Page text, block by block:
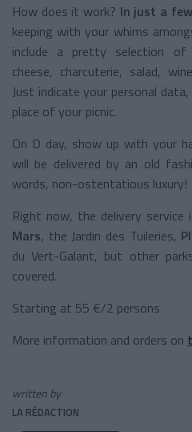
How does it work? In just a
keeping with your whims
include a pretty selection of
cheese, charcuterie, salad,
Just indicate your personal
place of your picnic.
On D day, show up with your
will be delivered by an old
words, non-ostentatious luxury!
Right now, the delivery
Mars, the Jardin des Tuileries,
du Vert-Galant, but other
covered.
Starting at 55 €/2 persons
More information and orders on
written by
LA RÉDACTION